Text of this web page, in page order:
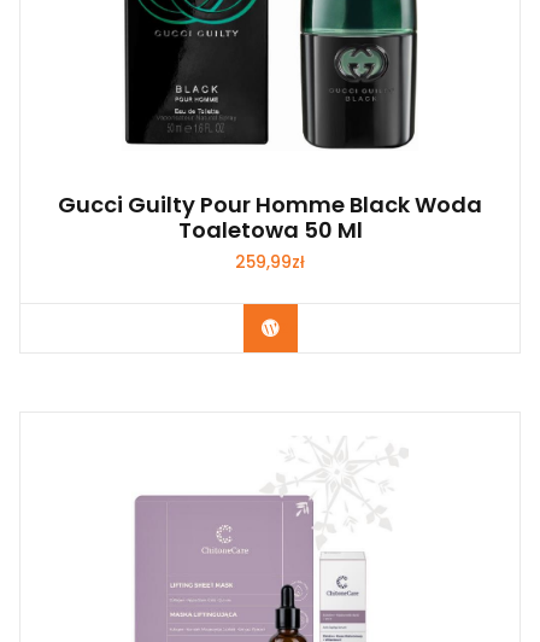
Gucci Guilty Pour Homme Black Woda
Toaletowa 50 Ml
259,99zł
Zobacz